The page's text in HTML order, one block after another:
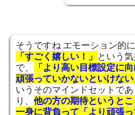
そうですね エモーション的
「すごく嬉しい！」
という
で、
「より高い目標設定に
頑張っていかないといけない
いうそのマインドセットであ
り、 他の方の期待というとこ
一身に背負って「より頑張